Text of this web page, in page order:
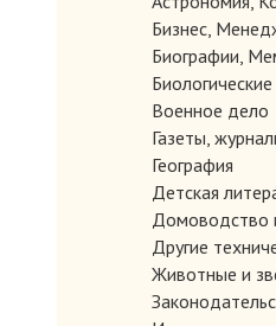
Бизнес,
Биографии,
Биологические
Военное дело
Газеты,
География
Детская
Домоводство
Другие
Животные и
Место издания: Л.
Издательство: Аврора.
Страниц: 16 листов
Тип переплета: Твердый
Формат книги: Стандартный
Состояние: Хорошее.
Описание: 16 открыток.